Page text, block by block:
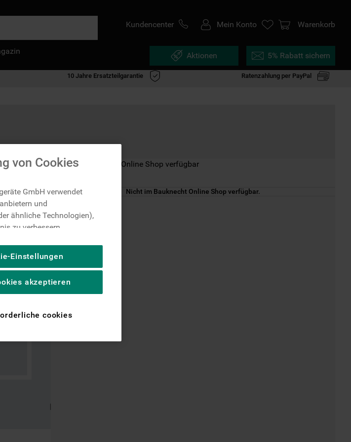
Kundencenter Mein Konto Warenkorb
Aktionen 5% Rabatt sichern
10 Jahre Ersatzteilgarantie Ratenzahlung per PayPal
Nicht im Bauknecht Online Shop verfügbar
Nicht im Bauknecht Online Shop verfügbar.
von Cookies
GmbH verwendet
und
ähnliche Technologien),
zu verbessern
Inhalte der Website
Nutzung der Website zu
Funktionalität der
anzubieten
Google LLC –
Einstellungen
cookies
akzeptieren